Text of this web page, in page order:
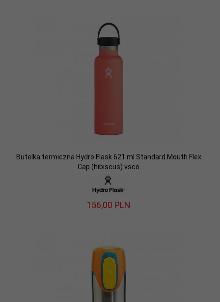
Butelka termiczna Hydro Flask 621 ml Standard Mouth Flex
Cap (hibiscus) vsco
156,00 PLN